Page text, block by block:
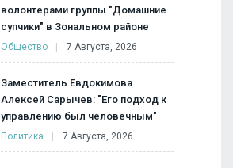
волонтерами группы "Домашние
супчики" в Зональном районе
Общество 7 Августа, 2026
Заместитель Евдокимова
Алексей Сарычев: "Его подход к
управлению был человечным"
Политика 7 Августа, 2026